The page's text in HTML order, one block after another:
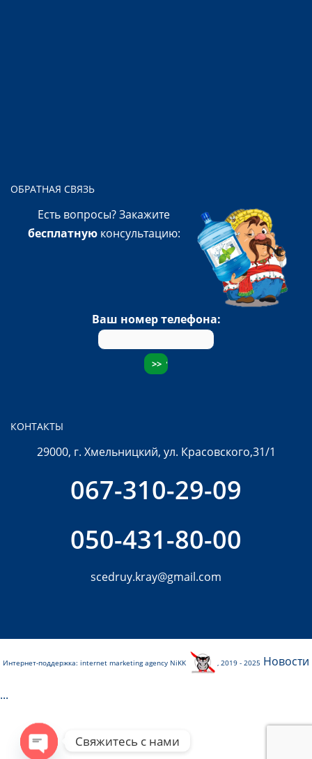
ОБРАТНАЯ СВЯЗЬ
Есть вопросы? Закажите
бесплатнуюконсультацию:
Ваш номер телефона:
КОНТАКТЫ
29000, г. Хмельницкий, ул. Красовского,31/1
067-310-29-09
050-431-80-00
scedruy.kray@gmail.com
Интернет-поддержка: internet marketing agency NiKK , 2019 - 2025 Новости
...
Свяжитесь с нами